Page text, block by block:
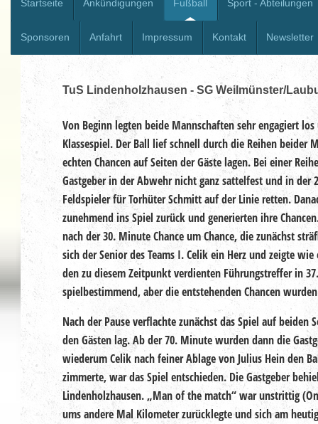
Startseite Ankündigungen Fußball Sport - Abteilungen
Sponsoren Anfahrt Impressum Kontakt Newsletter
TuS Lindenholzhausen - SG Weilmünster/
Von Beginn legten beide Mannschaften sehr engagiert
Klassespiel. Der Ball lief schnell durch die Reihen beider
echten Chancen auf Seiten der Gäste lagen. Bei einer
Gastgeber in der Abwehr nicht ganz sattelfest und in der
Feldspieler für Torhüter Schmitt auf der Linie retten.
zunehmend ins Spiel zurück und generierten ihre
nach der 30. Minute Chance um Chance, die zunächst
sich der Senior des Teams I. Celik ein Herz und zeigte
den zu diesem Zeitpunkt verdienten Führungstreffer in
spielbestimmend, aber die entstehenden Chancen
Nach der Pause verflachte zunächst das Spiel auf
den Gästen lag. Ab der 70. Minute wurden dann die
wiederum Celik nach feiner Ablage von Julius Hein den
zimmerte, war das Spiel entschieden. Die Gastgeber
Lindenholzhausen. „Man of the match“ war unstrittig
ums andere Mal Kilometer zurücklegte und sich am